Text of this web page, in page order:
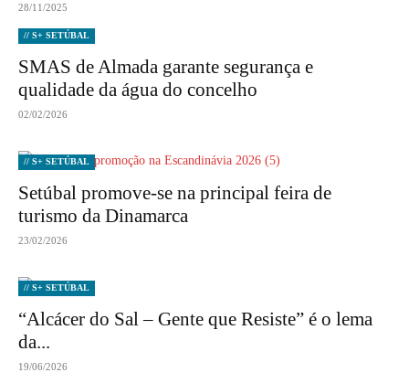
28/11/2025
// S+ SETÚBAL
SMAS de Almada garante segurança e
qualidade da água do concelho
02/02/2026
// S+ SETÚBAL
Setúbal promove-se na principal feira de
turismo da Dinamarca
23/02/2026
// S+ SETÚBAL
“Alcácer do Sal – Gente que Resiste” é o lema
da...
19/06/2026